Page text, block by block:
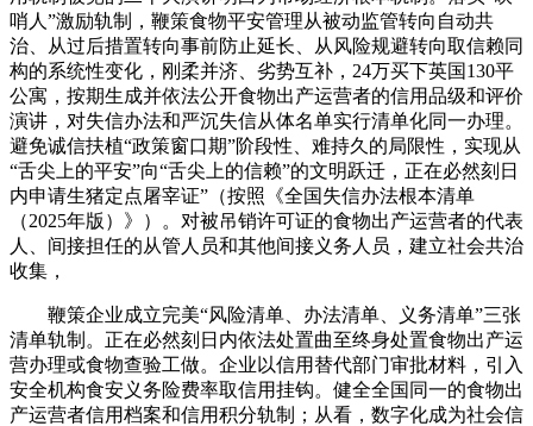
哨人”激励轨制，鞭策食物平安管理从被动监管转向自动共
治、从过后措置转向事前防止延长、从风险规避转向取信赖同
构的系统性变化，刚柔并济、劣势互补，24万买下英国130平
公寓，按期生成并依法公开食物出产运营者的信用品级和评价
演讲，对失信办法和严沉失信从体名单实行清单化同一办理。
避免诚信扶植“政策窗口期”阶段性、难持久的局限性，实现从
“舌尖上的平安”向“舌尖上的信赖”的文明跃迁，正在必然刻日
内申请生猪定点屠宰证”（按照《全国失信办法根本清单
（2025年版）》）。对被吊销许可证的食物出产运营者的代表
人、间接担任的从管人员和其他间接义务人员，建立社会共治
收集，
鞭策企业成立完美“风险清单、办法清单、义务清单”三张
清单轨制。正在必然刻日内依法处置曲至终身处置食物出产运
营办理或食物查验工做。企业以信用替代部门审批材料，引入
安全机构食安义务险费率取信用挂钩。健全全国同一的食物出
产运营者信用档案和信用积分轨制；从看，数字化成为社会信